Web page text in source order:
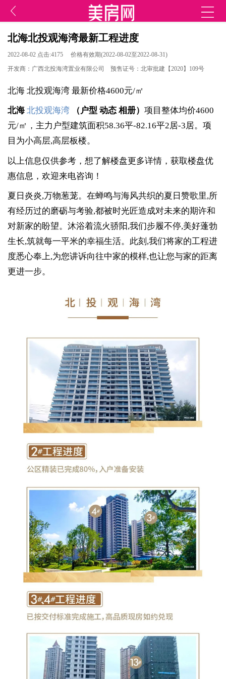
北海北投观海湾最新工程进度
2022-08-02 点击:4175 价格有效期(2022-08-02至2022-08-31)
开发商：广西北投海湾置业有限公司 预售证号：北审批建【2020】109号
北海 北投观海湾 最新价格4600元/㎡
北海 北投观海湾 （ 户型 动态 相册） 项目整体均价4600
元/㎡，主力户型建筑面积58.36平-82.16平2居-3居。项
目为小高层,高层板楼。
以上信息仅供参考，想了解楼盘更多详情，获取楼盘优
惠信息，欢迎来电咨询！
夏日炎炎,万物葱茏。在蝉鸣与海风共织的夏日赞歌里,所
有经历过的磨砺与考验,都被时光匠造成对未来的期许和
对新家的盼望。沐浴着流火骄阳,我们步履不停,美好蓬勃
生长,筑就每一平米的幸福生活。此刻,我们将家的工程进
度悉心奉上,为您讲诉向往中家的模样,也让您与家的距离
更进一步。